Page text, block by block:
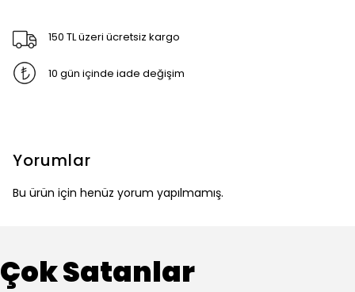
150 TL üzeri ücretsiz kargo
10 gün içinde iade değişim
Yorumlar
Bu ürün için henüz yorum yapılmamış.
Çok Satanlar